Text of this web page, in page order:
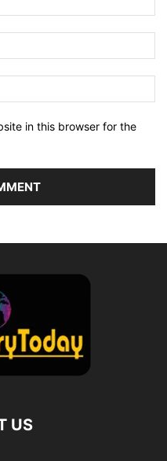
in this browser for the
US